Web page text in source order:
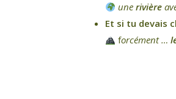
unerivière
Et si tu devais
forcément …